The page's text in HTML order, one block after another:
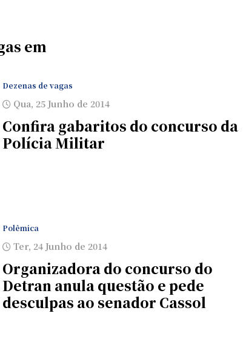
em
Dezenas de vagas
Qua, 25 Junho de 2014
Confira gabaritos do concurso da
Polícia Militar
Polêmica
Ter, 24 Junho de 2014
Organizadora do concurso do
Detran anula questão e pede
desculpas ao senador Cassol